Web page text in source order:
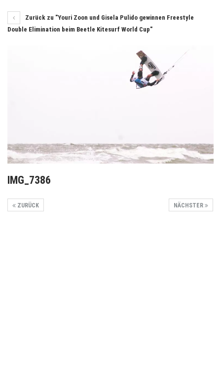
Zurück zu "Youri Zoon und Gisela Pulido gewinnen Freestyle
Double Elimination beim Beetle Kitesurf World Cup"
IMG_7386
NÄCHSTER
ZURÜCK